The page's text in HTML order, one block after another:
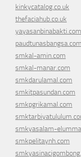
kinkycatalog.co.uk
thefaciahub.co.uk
yayasanbinabakti.com
paudtunasbangsa.com
smkal-amin.com
smkal-manar.com
smkdarulamal.com
smkitpasundan.com
smkpgrikamal.com
smkyasalam-
smkpelitaynh.com